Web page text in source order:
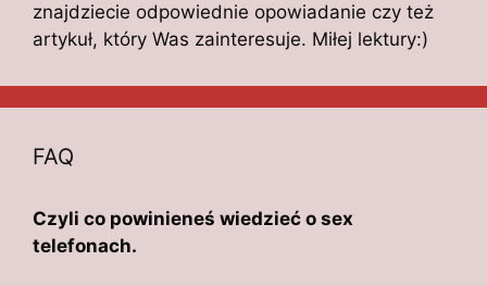
znajdziecie odpowiednie opowiadanie czy też
artykuł, który Was zainteresuje. Miłej lektury:)
FAQ
Czyli co powinieneś wiedzieć o sex
telefonach.